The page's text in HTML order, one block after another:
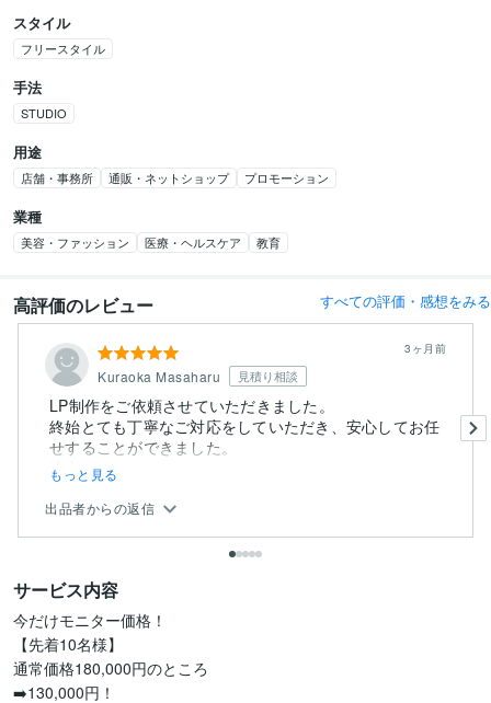
スタイル
フリースタイル
手法
STUDIO
用途
店舗・事務所 通販・ネットショップ プロモーション
業種
美容・ファッション 医療・ヘルスケア 教育
高評価のレビュー すべての評価・感想をみる
Kuraoka Masaharu 見積り相談
3ヶ月前
LP制作をご依頼させていただきました。
終始とても丁寧なご対応をしていただき、安心してお任
せすることができました。
途中...
もっと見る
出品者からの返信
サービス内容
今だけモニター価格！
【先着10名様】
通常価格180,000円のところ
➡️130,000円！